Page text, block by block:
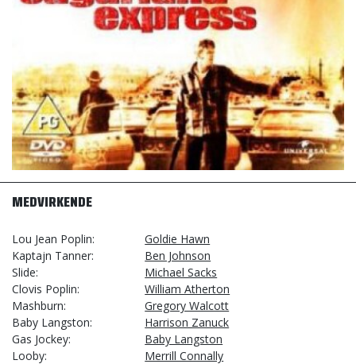
MEDVIRKENDE
Lou Jean Poplin
Goldie Hawn
Kaptajn Tanner
Ben Johnson
Slide
Michael Sacks
Clovis Poplin
William Atherton
Mashburn
Gregory Walcott
Baby Langston
Harrison Zanuck
Gas Jockey
Baby Langston
Looby
Merrill Connally